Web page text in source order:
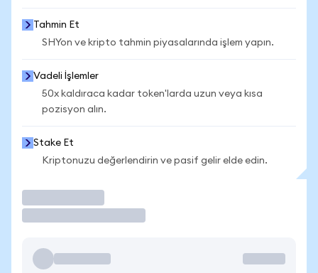
Tahmin Et
SHYon ve kripto tahmin piyasalarında işlem yapın.
Vadeli İşlemler
50x kaldıraca kadar token'larda uzun veya kısa
pozisyon alın.
Stake Et
Kriptonuzu değerlendirin ve pasif gelir elde edin.